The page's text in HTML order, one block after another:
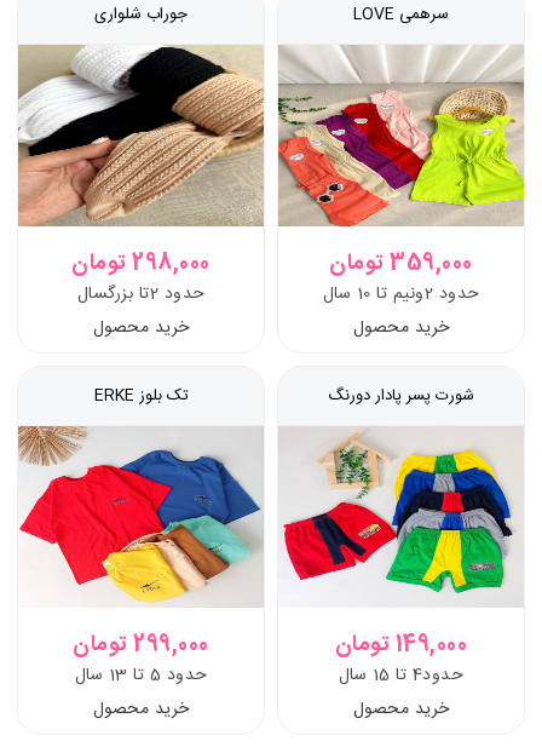
سرهمی LOVE
359,000 تومان
حدود 2ونیم تا 10 سال
خرید محصول
جوراب شلواری
298,000 تومان
حدود 2تا بزرگسال
خرید محصول
شورت پسر پادار دورنگ
149,000 تومان
حدود4 تا 15 سال
خرید محصول
تک بلوز ERKE
299,000 تومان
حدود 5 تا 13 سال
خرید محصول